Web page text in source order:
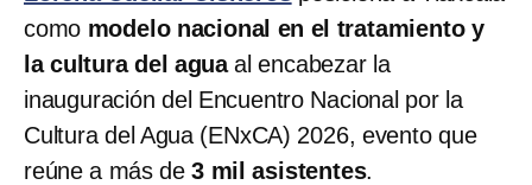
como modelo nacional en el tratamiento y
la cultura del aguaal encabezar la
inauguración del Encuentro Nacional por la
Cultura del Agua (ENxCA) 2026, evento que
reúne a más de3 mil asistentes.